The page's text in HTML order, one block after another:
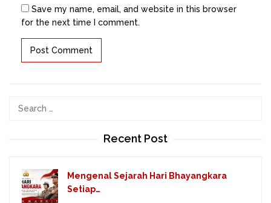
Save my name, email, and website in this browser
for the next time I comment.
Search
Recent Post
Mengenal Sejarah Hari Bhayangkara
Setiap…